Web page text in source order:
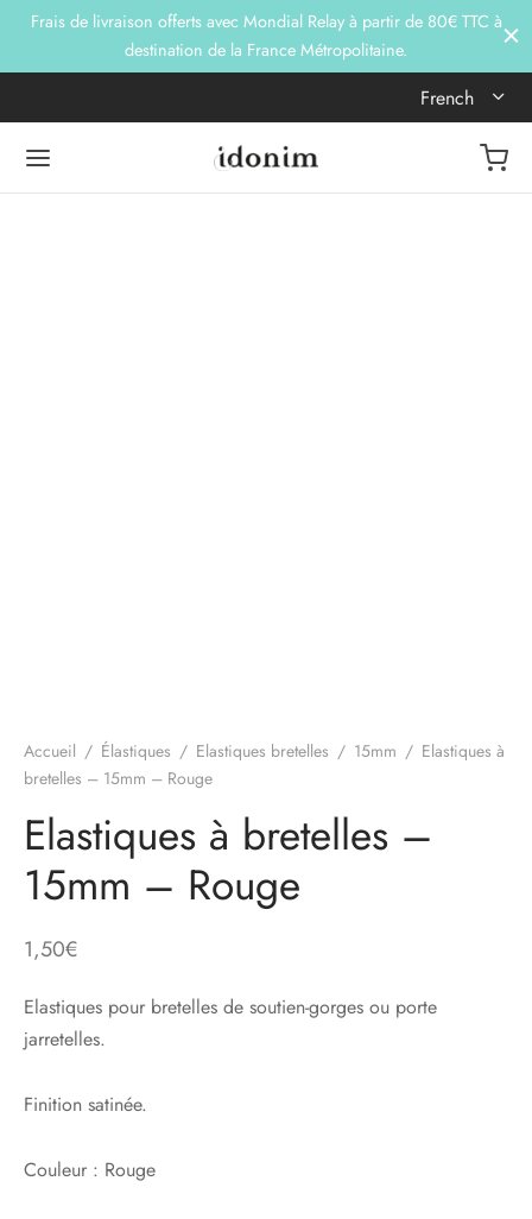
Frais de livraison offerts avec Mondial Relay à partir de 80€ TTC à
destination de la France Métropolitaine.
French
Accueil / Élastiques / Elastiques bretelles / 15mm / Elastiques à
bretelles – 15mm – Rouge
Elastiques à bretelles –
15mm – Rouge
1,50€
Elastiques pour bretelles de soutien-gorges ou porte
jarretelles.
Finition satinée.
Couleur : Rouge